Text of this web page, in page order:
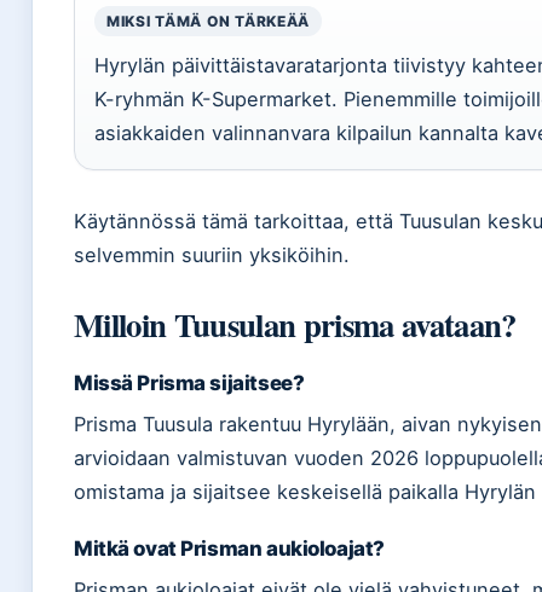
MIKSI TÄMÄ ON TÄRKEÄÄ
Hyrylän päivittäistavaratarjonta tiivistyy
K-ryhmän K-Supermarket. Pienemmille
asiakkaiden valinnanvara kilpailun kannalta
Käytännössä tämä tarkoittaa, että Tuusulan
selvemmin suuriin yksiköihin.
Milloin Tuusulan prisma avataan?
Missä Prisma sijaitsee?
Prisma Tuusula rakentuu Hyrylään, aivan
arvioidaan valmistuvan vuoden 2026
omistama ja sijaitsee keskeisellä paikalla
Mitkä ovat Prisman aukioloajat?